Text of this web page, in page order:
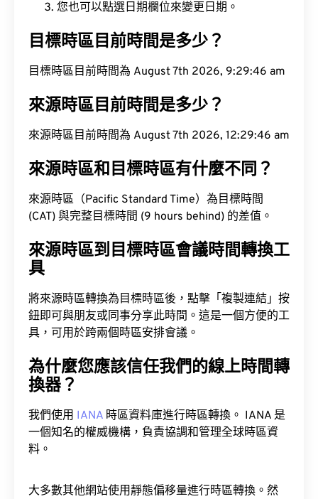
您也可以點選日期欄位來變更日期。
目標時區目前時間是多少？
目標時區目前時間為 August 7th 2026, 9:29:47 am
來源時區目前時間是多少？
來源時區目前時間為 August 7th 2026, 12:29:47 am
來源時區和目標時區有什麼不同？
來源時區（Pacific Standard Time）為目標時間
(CAT) 與完整目標時間 (9 hours behind) 的差值。
來源時區到目標時區會議時間轉換工
具
將來源時區轉換為目標時區後，點擊「複製連結」按
鈕即可與朋友或同事分享此時間。這是一個方便的工
具，可用於跨兩個時區安排會議。
為什麼您應該信任我們的線上時間轉
換器？
我們使用 IANA 時區資料庫進行時區轉換。 IANA 是
一個知名的權威機構，負責協調和管理全球時區資
料。
大多數其他網站使用靜態偏移量進行時區轉換。然